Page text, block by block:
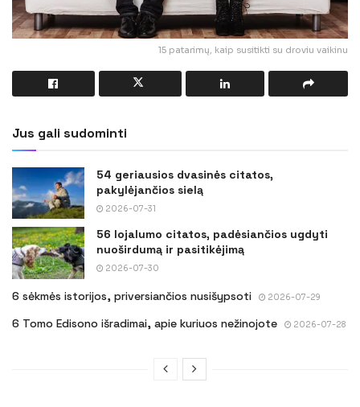
15 patarimų, kaip susitikti su droviu vaikinu
Jus gali sudominti
54 geriausios dvasinės citatos,
pakylėjančios sielą
2026-07-31
56 lojalumo citatos, padėsiančios ugdyti
nuoširdumą ir pasitikėjimą
2026-07-30
6 sėkmės istorijos, priversiančios nusišypsoti 2026-07-29
6 Tomo Edisono išradimai, apie kuriuos nežinojote 2026-07-28